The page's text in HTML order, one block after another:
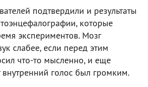
подтвердили и результаты
которые
экспериментов. Мозг
слабее, если перед этим
что-то мысленно, и еще
внутренний голос был громким.